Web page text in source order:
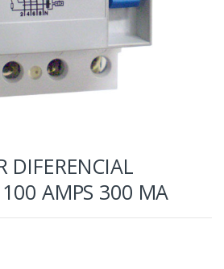
DIFERENCIAL
AMPS 300 MA